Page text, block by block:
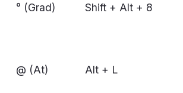
° (Grad) Shift + Alt + 8
@ (At) Alt + L